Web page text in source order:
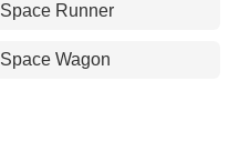
Space Runner
Space Wagon